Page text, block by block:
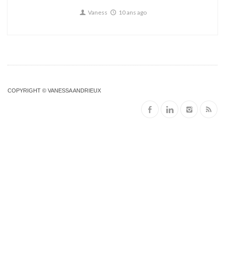
Vaness 10 ans ago
COPYRIGHT © VANESSA ANDRIEUX